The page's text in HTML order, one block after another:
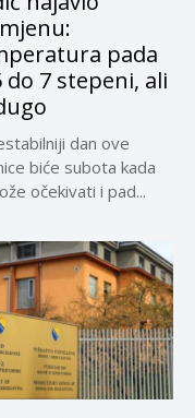
pada
do 7 stepeni, ali
dan ove
biće subota kada
očekivati i pad...